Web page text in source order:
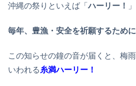
沖縄の祭りといえば「ハーリー！ 」
毎年、豊漁・安全を祈願するため
この知らせの鐘の音が届くと、梅
いわれる糸満ハーリー！